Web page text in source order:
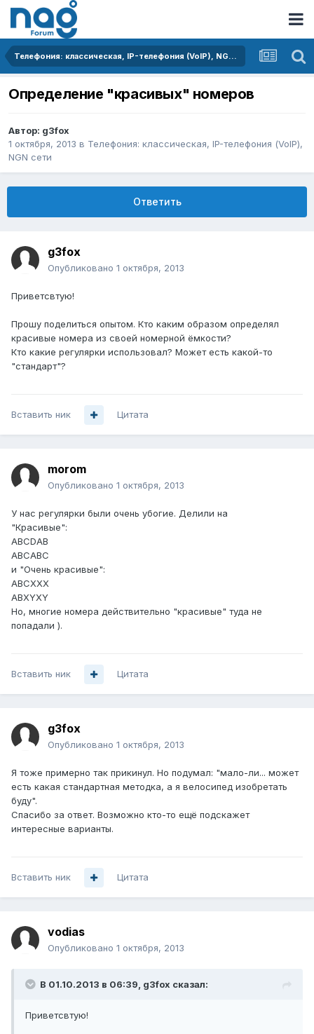
Телефония: классическая, IP-телефония (VoIP), NGN сети
Определение "красивых" номеров
Автор: g3fox
1 октября, 2013 в Телефония: классическая, IP-телефония (VoIP),
NGN сети
Ответить
g3fox
Опубликовано 1 октября, 2013
Приветсвтую!
Прошу поделиться опытом. Кто каким образом определял
красивые номера из своей номерной ёмкости?
Кто какие регулярки использовал? Может есть какой-то
"стандарт"?
Вставить ник Цитата
morom
Опубликовано 1 октября, 2013
У нас регулярки были очень убогие. Делили на
"Красивые":
ABCDAB
ABCABC
и "Очень красивые":
ABCXXX
ABXYXY
Но, многие номера действительно "красивые" туда не
попадали ).
Вставить ник Цитата
g3fox
Опубликовано 1 октября, 2013
Я тоже примерно так прикинул. Но подумал: "мало-ли... может
есть какая стандартная методка, а я велосипед изобретать
буду".
Спасибо за ответ. Возможно кто-то ещё подскажет
интересные варианты.
Вставить ник Цитата
vodias
Опубликовано 1 октября, 2013
В 01.10.2013 в 06:39, g3fox сказал:
Приветсвтую!